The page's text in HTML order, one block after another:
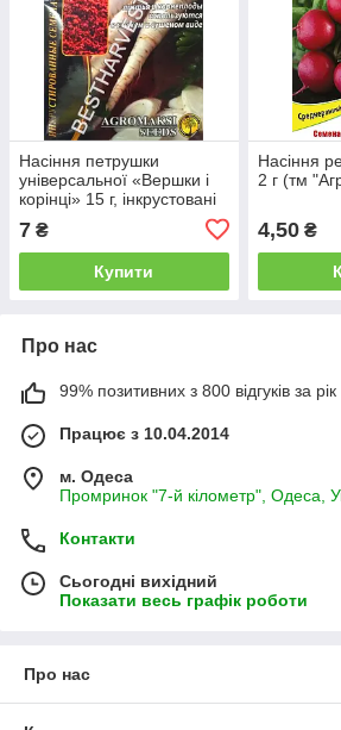
Насіння петрушки
універсальної «Вершки і
корінці» 15 г, інкрустовані
7 ₴
Купити
Насіння
2 г (тм
4,50₴
Про нас
99% позитивних з 800 відгуків за рік
Працює з 10.04.2014
м. Одеса
Промринок "7-й кілометр", Одеса,
Контакти
Сьогодні вихідний
Показати весь графік роботи
Про нас